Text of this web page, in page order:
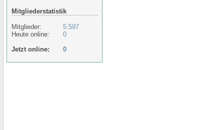
Mitgliederstatistik
Mitglieder:
Heute online:
5.597
0
Jetzt online:
0